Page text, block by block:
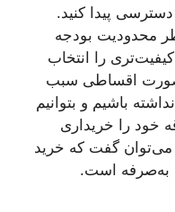
پیدا کنید.
محدودیت بودجه
را انتخاب
صورت اقساطی سبب
باشیم و بتوانیم
خود را خریداری
می‌توان گفت که خرید
به‌صرفه است.